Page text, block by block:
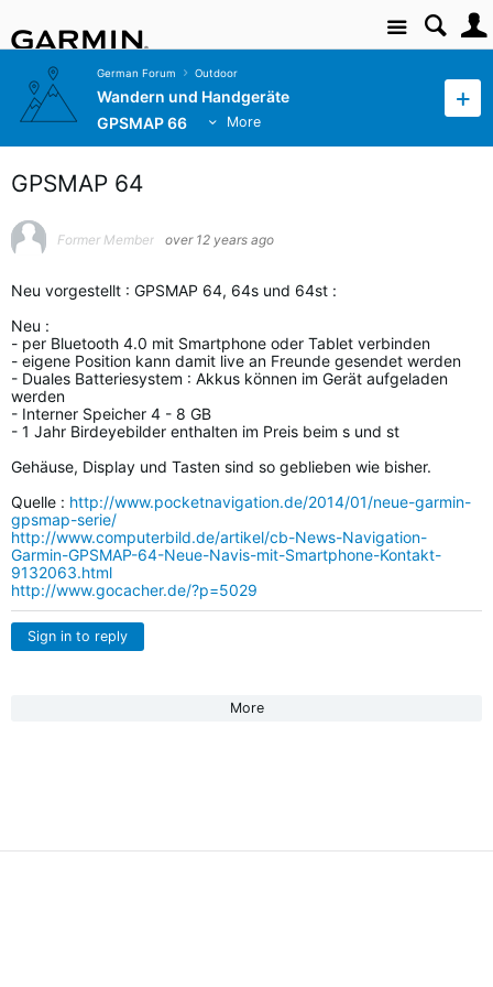
Site
German Forum Outdoor
Wandern und Handgeräte
GPSMAP 66
More
GPSMAP 64
Former Member over 12 years ago
Neu vorgestellt : GPSMAP 64, 64s und 64st :
Neu :
- per Bluetooth 4.0 mit Smartphone oder Tablet verbinden
- eigene Position kann damit live an Freunde gesendet werden
- Duales Batteriesystem : Akkus können im Gerät aufgeladen
werden
- Interner Speicher 4 - 8 GB
- 1 Jahr Birdeyebilder enthalten im Preis beim s und st
Gehäuse, Display und Tasten sind so geblieben wie bisher.
Quelle : http://www.pocketnavigation.de/2014/01/neue-garmin-
gpsmap-serie/
http://www.computerbild.de/artikel/cb-News-Navigation-
Garmin-GPSMAP-64-Neue-Navis-mit-Smartphone-Kontakt-
9132063.html
http://www.gocacher.de/?p=5029
Sign in to reply
More